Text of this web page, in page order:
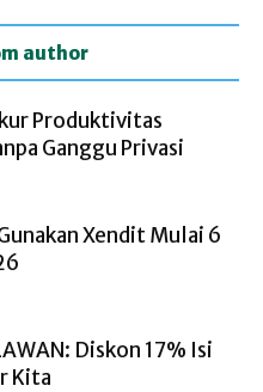
author
Produktivitas
Ganggu Privasi
Xendit Mulai 6
Diskon 17% Isi
Kita